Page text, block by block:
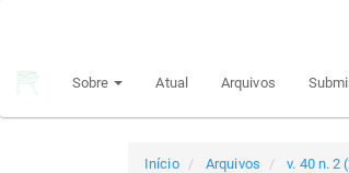
principal
Sobre Atual Arquivos
Início Arquivos v. 40 n. 2